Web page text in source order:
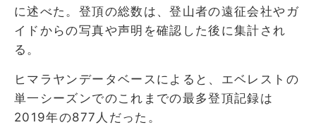
に述べた。登頂の総数は、登山者の遠征会社やガ
イドからの写真や声明を確認した後に集計され
る。
ヒマラヤンデータベースによると、エベレストの
単一シーズンでのこれまでの最多登頂記録は
2019年の877人だった。